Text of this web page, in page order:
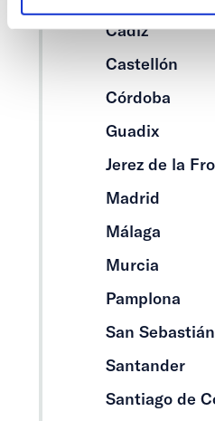
Cádiz
Castellón
Córdoba
Guadix
Jerez de la
Madrid
Málaga
Murcia
Pamplona
San Sebastián
Santander
Santiago de